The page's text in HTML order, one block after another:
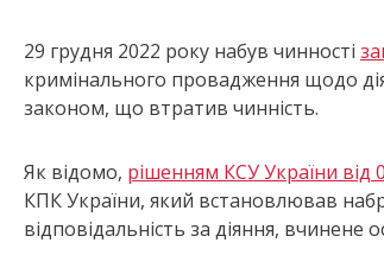
29 грудня 2022 року набув чинності
кримінального провадження щодо
законом, що втратив чинність.
Як відомо, рішенням КСУ України від
КПК України, який встановлював
відповідальність за діяння,